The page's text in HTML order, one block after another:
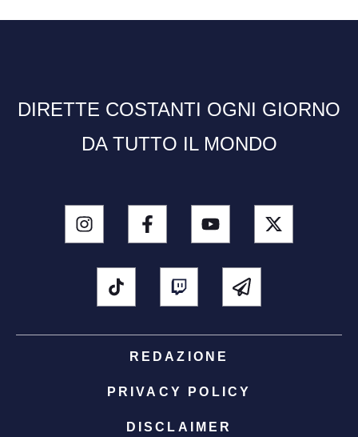
DIRETTE COSTANTI OGNI GIORNO
DA TUTTO IL MONDO
REDAZIONE
PRIVACY POLICY
DISCLAIMER